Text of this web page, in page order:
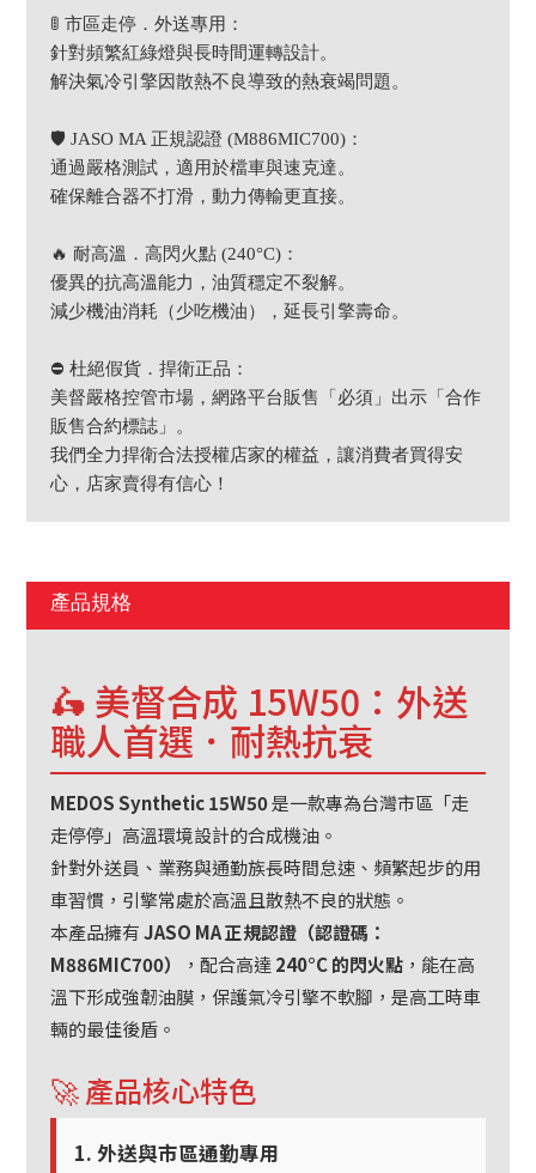
🚦 市區走停．外送專用：
針對頻繁紅綠燈與長時間運轉設計。
解決氣冷引擎因散熱不良導致的熱衰竭問題。
🛡️ JASO MA 正規認證 (M886MIC700)：
通過嚴格測試，適用於檔車與速克達。
確保離合器不打滑，動力傳輸更直接。
🔥 耐高溫．高閃火點 (240°C)：
優異的抗高溫能力，油質穩定不裂解。
減少機油消耗（少吃機油），延長引擎壽命。
⛔ 杜絕假貨．捍衛正品：
美督嚴格控管市場，網路平台販售「必須」出示「合作
販售合約標誌」。
我們全力捍衛合法授權店家的權益，讓消費者買得安
心，店家賣得有信心！
產品規格
🛵 美督合成 15W50：外送
職人首選．耐熱抗衰
MEDOS Synthetic 15W50是一款專為台灣市區「走
走停停」高溫環境設計的合成機油。
針對外送員、業務與通勤族長時間怠速、頻繁起步的用
車習慣，引擎常處於高溫且散熱不良的狀態。
本產品擁有JASO MA 正規認證（認證碼：
M886MIC700）
，配合高達240°C 的閃火點 ，能在高
溫下形成強韌油膜，保護氣冷引擎不軟腳，是高工時車
輛的最佳後盾。
🚀 產品核心特色
1. 外送與市區通勤專用